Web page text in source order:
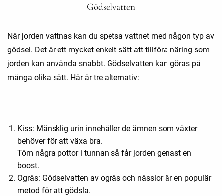
Gödselvatten
När jorden vattnas kan du spetsa vattnet med någon typ av
gödsel. Det är ett mycket enkelt sätt att tillföra näring som
jorden kan använda snabbt. Gödselvatten kan göras på
många olika sätt. Här är tre alternativ:
Kiss: Mänsklig urin innehåller de ämnen som växter
behöver för att växa bra.
Töm några pottor i tunnan så får jorden genast en
boost.
Ogräs: Gödselvatten av ogräs och nässlor är en populär
metod för att gödsla.